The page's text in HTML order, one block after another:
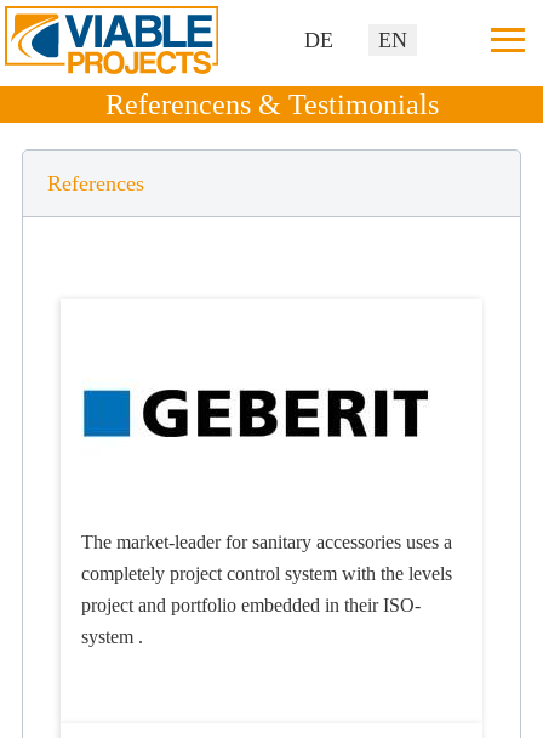
Select your language
DE EN ≡
Referencens & Testimonials
References
The market-leader for sanitary accessories uses a
completely project control system with the levels
project and portfolio embedded in their ISO-
system .